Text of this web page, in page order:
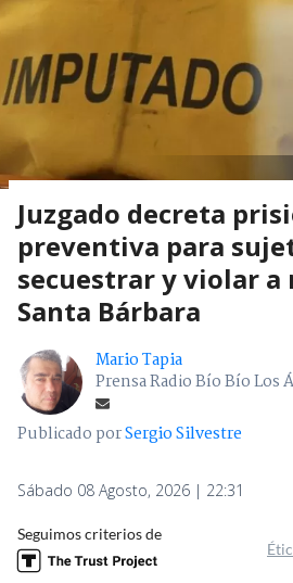
Juzgado decreta
preventiva para
secuestrar y violar a
Santa Bárbara
Mario Tapia
Prensa Radio Bío Bío Los
Publicado porSergio Silvestre
Sábado 08 Agosto, 2026 | 22:31
Seguimos criterios de